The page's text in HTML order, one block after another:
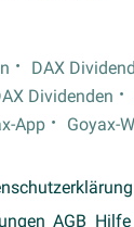
DAX
Dividenden
App Goyax-
AGB Hilfe